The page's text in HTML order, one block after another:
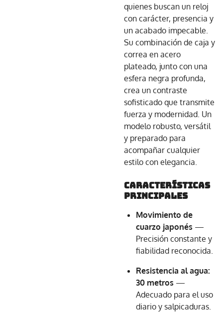
quienes buscan un reloj
con carácter, presencia y
un acabado impecable.
Su combinación de caja y
correa en acero
plateado, junto con una
esfera negra profunda,
crea un contraste
sofisticado que transmite
fuerza y modernidad. Un
modelo robusto, versátil
y preparado para
acompañar cualquier
estilo con elegancia.
Características
principales
Movimiento de
cuarzo japonés —
Precisión constante y
fiabilidad reconocida.
Resistencia al agua:
30 metros —
Adecuado para el uso
diario y salpicaduras.